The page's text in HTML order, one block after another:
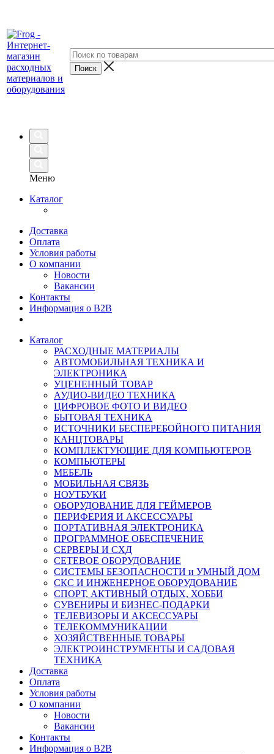
Меню
Каталог
Доставка
Оплата
Условия работы
О компании
Новости
Вакансии
Контакты
Информация о B2B
Каталог
РАСХОДНЫЕ МАТЕРИАЛЫ
АВТОМОБИЛЬНАЯ ТЕХНИКА И
ЭЛЕКТРОНИКА
УЦЕНЕННЫЙ ТОВАР
АУДИО-ВИДЕО ТЕХНИКА
ЦИФРОВОЕ ФОТО И ВИДЕО
БЫТОВАЯ ТЕХНИКА
ИСТОЧНИКИ БЕСПЕРЕБОЙНОГО ПИТАНИЯ
КАНЦТОВАРЫ
КОМПЛЕКТУЮЩИЕ ДЛЯ КОМПЬЮТЕРОВ
КОМПЬЮТЕРЫ
МЕБЕЛЬ
МОБИЛЬНАЯ СВЯЗЬ
НОУТБУКИ
ОБОРУДОВАНИЕ ДЛЯ ГЕЙМЕРОВ
ПЕРИФЕРИЯ И АКСЕССУАРЫ
ПОРТАТИВНАЯ ЭЛЕКТРОНИКА
ПРОГРАММНОЕ ОБЕСПЕЧЕНИЕ
СЕРВЕРЫ И СХД
СЕТЕВОЕ ОБОРУДОВАНИЕ
СИСТЕМЫ БЕЗОПАСНОСТИ и УМНЫЙ ДОМ
СКС И ИНЖЕНЕРНОЕ ОБОРУДОВАНИЕ
СПОРТ, АКТИВНЫЙ ОТДЫХ, ХОББИ
СУВЕНИРЫ И БИЗНЕС-ПОДАРКИ
ТЕЛЕВИЗОРЫ И АКСЕССУАРЫ
ТЕЛЕКОММУНИКАЦИИ
ХОЗЯЙСТВЕННЫЕ ТОВАРЫ
ЭЛЕКТРОИНСТРУМЕНТЫ И САДОВАЯ
ТЕХНИКА
Доставка
Оплата
Условия работы
О компании
Новости
Вакансии
Контакты
Информация о B2B